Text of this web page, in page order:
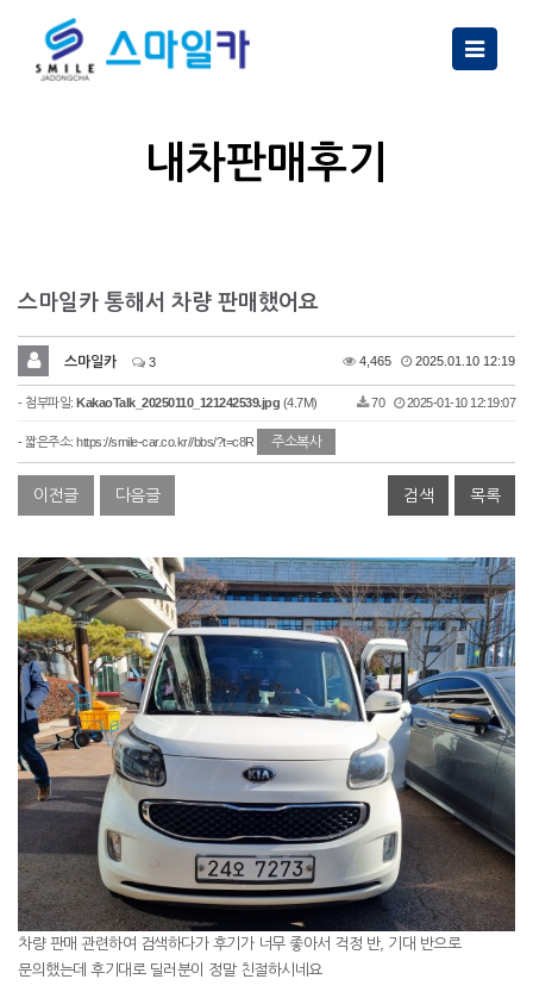
Toggle
navigation
내차판매후기
스마일카 통해서 차량 판매했어요
스마일카 3 4,465 2025.01.10 12:19
- 첨부파일: KakaoTalk_20250110_121242539.jpg (4.7M) 70 2025-01-10 12:19:07
- 짧은주소: https://smile-car.co.kr//bbs/?t=c8R 주소복사
이전글 다음글 검색 목록
차량 판매 관련하여 검색하다가 후기가 너무 좋아서 걱정 반, 기대 반으로
문의했는데 후기대로 딜러분이 정말 친절하시네요